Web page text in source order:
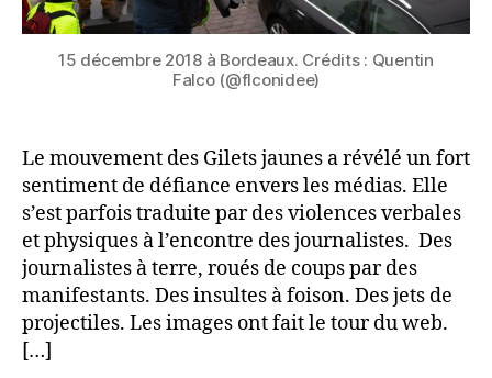
15 décembre 2018 à Bordeaux. Crédits : Quentin
Falco (@flconidee)
Le mouvement des Gilets jaunes a révélé un fort
sentiment de défiance envers les médias. Elle
s’est parfois traduite par des violences verbales
et physiques à l’encontre des journalistes. Des
journalistes à terre, roués de coups par des
manifestants. Des insultes à foison. Des jets de
projectiles. Les images ont fait le tour du web.
[…]